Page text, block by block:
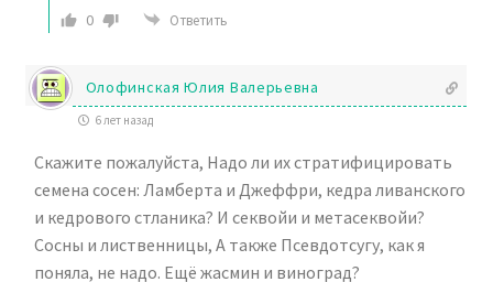
0 Ответить
Олофинская Юлия Валерьевна
6 лет назад
Скажите пожалуйста, Надо ли их стратифицировать
семена сосен: Ламберта и Джеффри, кедра ливанского
и кедрового стланика? И секвойи и метасеквойи?
Сосны и лиственницы, А также Псевдотсугу, как я
поняла, не надо. Ещё жасмин и виноград?